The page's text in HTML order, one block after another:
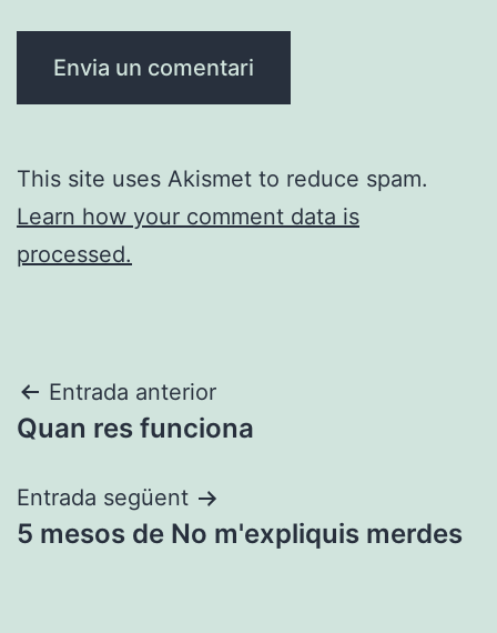
This site uses Akismet to reduce spam.
Learn how your comment data is
processed.
Navegació
d'entrades
Entrada anterior
Quan res funciona
Entrada següent
5 mesos de No m'expliquis merdes